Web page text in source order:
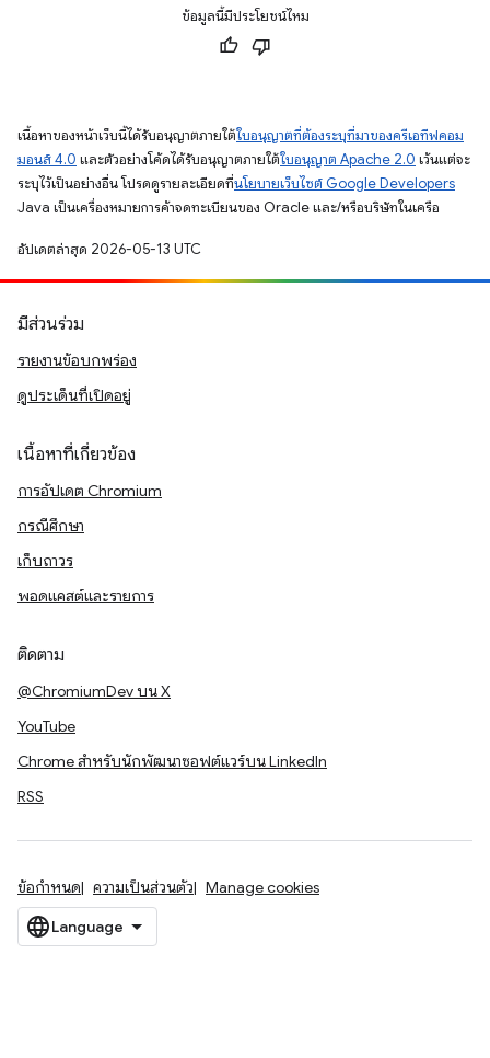
ข้อมูลนี้มีประโยชน์ไหม
เนื้อหาของหน้าเว็บนี้ได้รับอนุญาตภายใต้ใบอนุญาตที่ต้องระบุที่มาของครีเอทีฟคอม
มอนส์ 4.0 และตัวอย่างโค้ดได้รับอนุญาตภายใต้ใบอนุญาต Apache 2.0 เว้นแต่จะ
ระบุไว้เป็นอย่างอื่น โปรดดูรายละเอียดที่นโยบายเว็บไซต์ Google Developers
Java เป็นเครื่องหมายการค้าจดทะเบียนของ Oracle และ/หรือบริษัทในเครือ
อัปเดตล่าสุด 2026-05-13 UTC
มีส่วนร่วม
รายงานข้อบกพร่อง
ดูประเด็นที่เปิดอยู่
เนื้อหาที่เกี่ยวข้อง
การอัปเดต Chromium
กรณีศึกษา
เก็บถาวร
พอดแคสต์และรายการ
ติดตาม
@ChromiumDev บน X
YouTube
Chrome สำหรับนักพัฒนาซอฟต์แวร์บน LinkedIn
RSS
ข้อกำหนด ความเป็นส่วนตัว Manage cookies